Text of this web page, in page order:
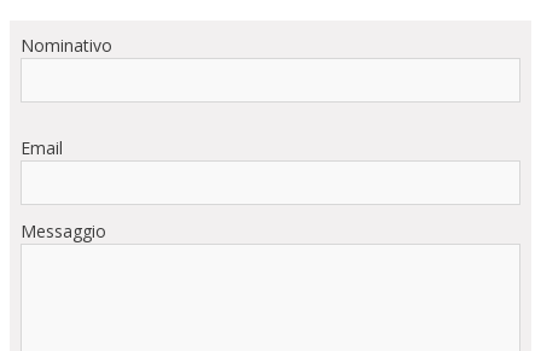
Nominativo
Email
Messaggio